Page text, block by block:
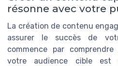
résonne avec votre
La création de contenu
assurer le succès de
commence par
votre audience cible est